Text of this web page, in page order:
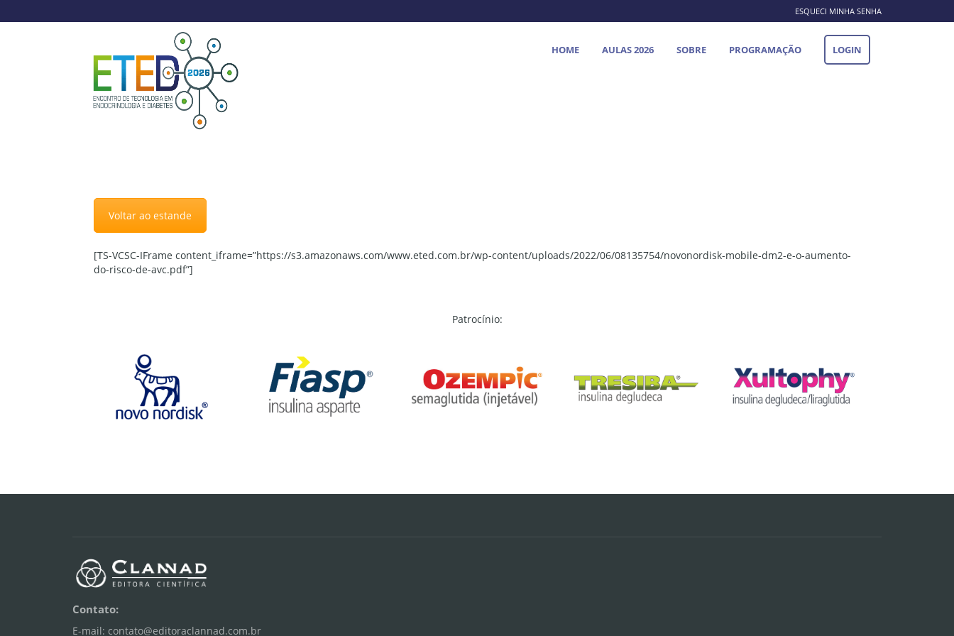
ESQUECI MINHA SENHA
HOME AULAS 2026 SOBRE PROGRAMAÇÃO LOGIN
Voltar ao estande
[TS-VCSC-IFrame content_iframe=”https://s3.amazonaws.com/www.eted.com.br/wp-content/uploads/2022/06/08135754/novonordisk-mobile-dm2-e-o-aumento-
do-risco-de-avc.pdf”]
Patrocínio:
Contato:
E-mail: contato@editoraclannad.com.br